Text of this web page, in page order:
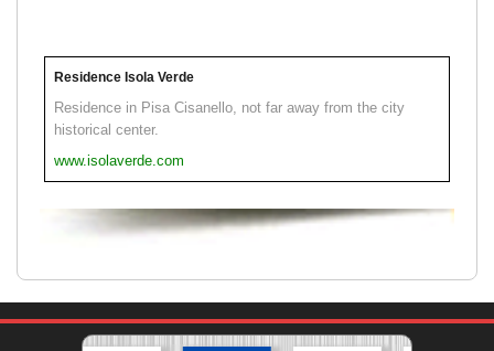
Residence Isola Verde
Residence in Pisa Cisanello, not far away from the city
historical center.
www.isolaverde.com